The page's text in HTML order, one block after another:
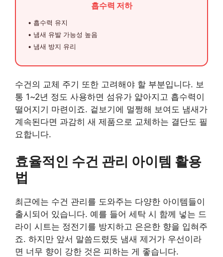
흡수력 저하
• 흡수력 유지
• 냄새 유발 가능성 높음
• 냄새 방지 유리
수건의 교체 주기 또한 고려해야 할 부분입니다. 보
통 1~2년 정도 사용하면 섬유가 얇아지고 흡수력이
떨어지기 마련이죠. 겉보기에 멀쩡해 보여도 냄새가
계속된다면 과감히 새 제품으로 교체하는 결단도 필
요합니다.
효율적인 수건 관리 아이템 활용
법
최근에는 수건 관리를 도와주는 다양한 아이템들이
출시되어 있습니다. 예를 들어 세탁 시 함께 넣는 드
라이 시트는 정전기를 방지하고 은은한 향을 입혀주
죠. 하지만 앞서 말씀드렸듯 냄새 제거가 우선이라
면 너무 향이 강한 것은 피하는 게 좋습니다.